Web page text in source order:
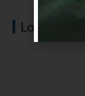
Lo más visto